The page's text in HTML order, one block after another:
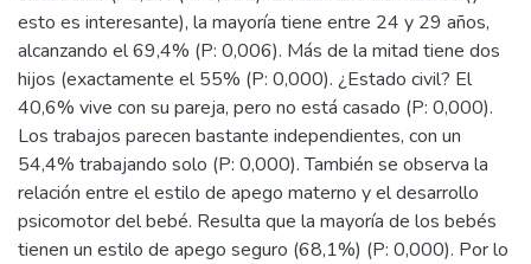
esto es interesante), la mayoría tiene entre 24 y 29 años,
alcanzando el 69,4% (P: 0,006). Más de la mitad tiene dos
hijos (exactamente el 55% (P: 0,000). ¿Estado civil? El
40,6% vive con su pareja, pero no está casado (P: 0,000).
Los trabajos parecen bastante independientes, con un
54,4% trabajando solo (P: 0,000). También se observa la
relación entre el estilo de apego materno y el desarrollo
psicomotor del bebé. Resulta que la mayoría de los bebés
tienen un estilo de apego seguro (68,1%) (P: 0,000). Por lo